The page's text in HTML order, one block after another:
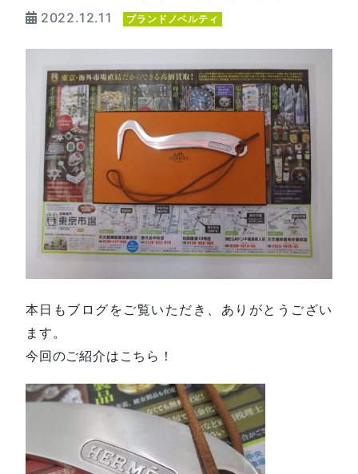
2022.12.11 ブランドノベルティ
本日もブログをご覧いただき、ありがとうござい
ます。
今回のご紹介はこちら！